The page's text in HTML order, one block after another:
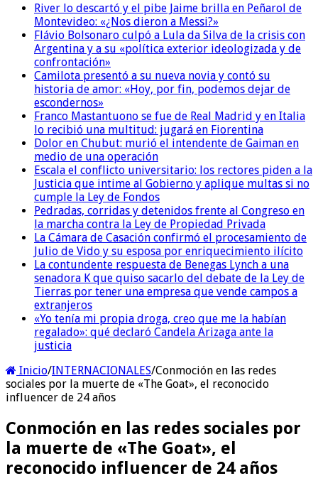
River lo descartó y el pibe Jaime brilla en Peñarol de
Montevideo: «¿Nos dieron a Messi?»
Flávio Bolsonaro culpó a Lula da Silva de la crisis con
Argentina y a su «política exterior ideologizada y de
confrontación»
Camilota presentó a su nueva novia y contó su
historia de amor: «Hoy, por fin, podemos dejar de
escondernos»
Franco Mastantuono se fue de Real Madrid y en Italia
lo recibió una multitud: jugará en Fiorentina
Dolor en Chubut: murió el intendente de Gaiman en
medio de una operación
Escala el conflicto universitario: los rectores piden a la
Justicia que intime al Gobierno y aplique multas si no
cumple la Ley de Fondos
Pedradas, corridas y detenidos frente al Congreso en
la marcha contra la Ley de Propiedad Privada
La Cámara de Casación confirmó el procesamiento de
Julio de Vido y su esposa por enriquecimiento ilícito
La contundente respuesta de Benegas Lynch a una
senadora K que quiso sacarlo del debate de la Ley de
Tierras por tener una empresa que vende campos a
extranjeros
«Yo tenía mi propia droga, creo que me la habían
regalado»: qué declaró Candela Arizaga ante la
justicia
Inicio/INTERNACIONALES/Conmoción en las redes
sociales por la muerte de «The Goat», el reconocido
influencer de 24 años
Conmoción en las redes sociales por
la muerte de «The Goat», el
reconocido influencer de 24 años